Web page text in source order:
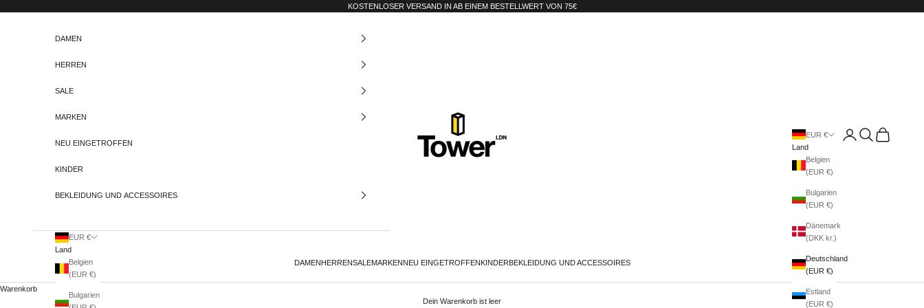
KOSTENLOSER VERSAND IN AB EINEM BESTELLWERT VON 75€
Tower-London.De
DAMEN HERRENSALEMARKEN NEU EINGETROFFEN KINDER BEKLEIDUNG UND ACCESSOIRES
EUR €
Land
Belgien
(EUR €)
Bulgarien
(EUR €)
Dänemark
(DKK kr.)
Deutschland
(EUR €)
Estland
(EUR €)
AnmeldenSuchenWarenkorb
DAMEN
HERREN
SALE
MARKEN
NEU EINGETROFFEN
KINDER
BEKLEIDUNG UND ACCESSOIRES
EUR €
Land
Belgien
(EUR €)
Bulgarien
Warenkorb
Dein Warenkorb ist leer